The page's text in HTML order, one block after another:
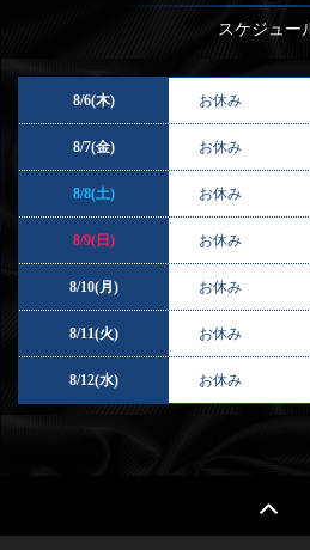
スケジュー
8/6(木)
8/7(金)
8/8(土)
8/9(日)
8/10(月)
8/11(火)
8/12(水)
お休み
お休み
お休み
お休み
お休み
お休み
お休み